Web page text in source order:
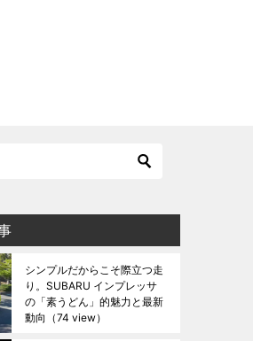
シンプルだからこそ際立つ走
り。SUBARU インプレッサ
の「素うどん」的魅力と最新
動向 （74 view）